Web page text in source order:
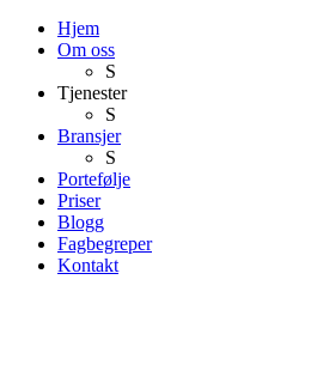
Hjem
Om oss
S
Tjenester
S
Bransjer
S
Portefølje
Priser
Blogg
Fagbegreper
Kontakt